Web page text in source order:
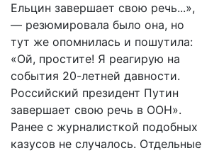
Ельцин завершает свою речь...»,
— резюмировала было она, но
тут же опомнилась и пошутила:
«Ой, простите! Я реагирую на
события 20-летней давности.
Российский президент Путин
завершает свою речь в ООН».
Ранее с журналисткой подобных
казусов не случалось. Отдельные